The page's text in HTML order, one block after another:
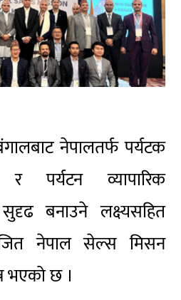
नेपालतर्फ पर्यटक
पर्यटन व्यापारिक
बनाउने लक्ष्यसहित
नेपाल सेल्स मिसन
भएको छ ।